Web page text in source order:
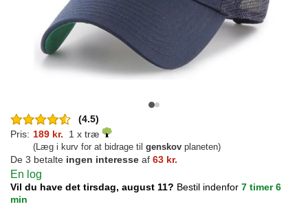
(4.5)
Pris: 189 kr. 1 x træ
(Læg i kurv for at bidrage til genskov planeten)
De 3 betalte ingen interesse af 63 kr.
En log
Vil du have det tirsdag, august 11? Bestil indenfor 7 timer 6
min